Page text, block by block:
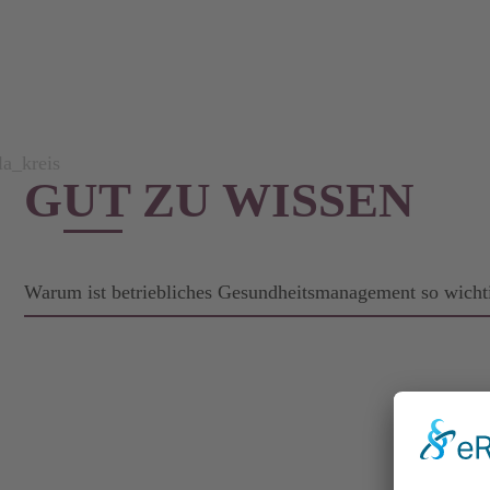
GUT ZU WISSEN
Warum ist betriebliches Gesundheitsmanagement so